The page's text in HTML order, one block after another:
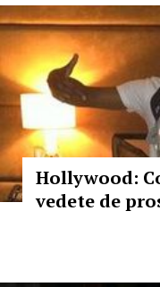
Hollywood:
vedete de